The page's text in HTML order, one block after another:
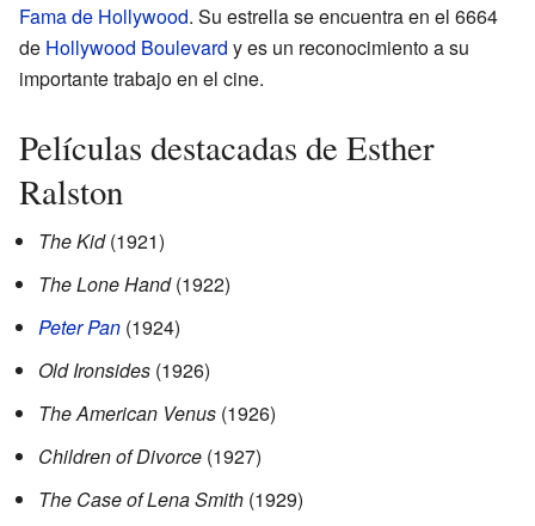
Fama de Hollywood. Su estrella se encuentra en el 6664
de Hollywood Boulevard y es un reconocimiento a su
importante trabajo en el cine.
Películas destacadas de Esther
Ralston
The Kid(1921)
The Lone Hand(1922)
Peter Pan (1924)
Old Ironsides (1926)
The American Venus (1926)
Children of Divorce (1927)
The Case of Lena Smith (1929)